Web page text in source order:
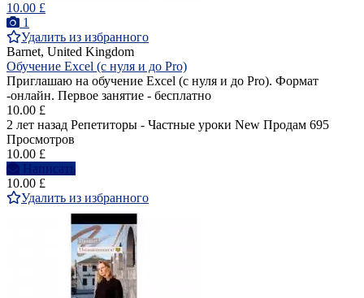
10.00 £
1
Удалить из избранного
Barnet, United Kingdom
Обучение Excel (с нуля и до Pro)
Приглашаю на обучение Excel (с нуля и до Pro). Формат
-онлайн. Первое занятие - бесплатно
10.00 £
2 лет назад Репетиторы - Частные уроки New Продам 695
Просмотров
10.00 £
Написать
10.00 £
Удалить из избранного